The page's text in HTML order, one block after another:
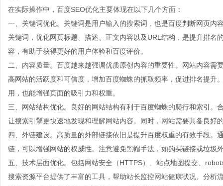
在实际操作中，百度SEO优化主要体现在以下几个方面：
一、关键词优化。关键词是用户输入的搜索词，也是百度判断网页内
关键词，优化网页标题、描述、正文内容以及URL结构，是提升排
容，有助于获得更好的用户体验和百度评价。
二、内容质量。百度越来越强调优质原创内容的重要性。网站内容
高网站的活跃度和可信度，增加百度蜘蛛的抓取频率，促进排名提升
用，也能增强页面的吸引力和权重。
三、网站结构优化。良好的网站结构有利于百度蜘蛛的爬行和索引
让搜索引擎更快速地发现和理解网站内容。同时，网站需要具备良好
四、外链建设。高质量的外部链接依旧是提升百度权重的有效手段
链，可以增强网站的权威性。注意避免黑帽手法，如购买链接或垃圾
五、技术层面优化。包括网站安全（HTTPS）、站点地图提交、
搜索资源平台提供了丰富的工具，帮助站长监控网站健康状况、分析